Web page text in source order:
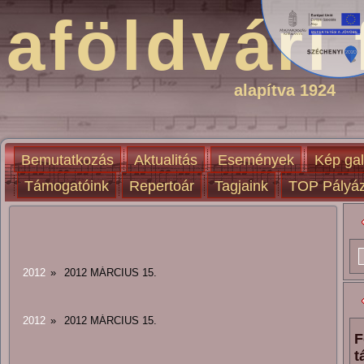
alapítva 1924
Bemutatkozás Aktualitás Események
Kép
Támogatóink
Repertoár Tagjaink TOP
2012 » 2012 MÁRCIUS 15.
2012 » 2012 MÁRCIUS 15.